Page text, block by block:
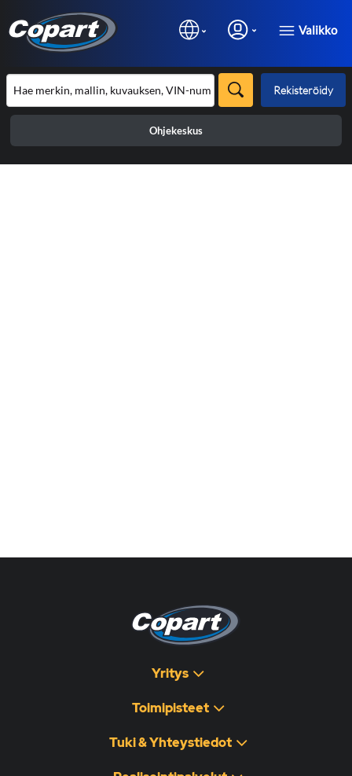
Valikko
Rekisteröidy
Ohjekeskus
Yritys
Toimipisteet
Tuki & Yhteystiedot